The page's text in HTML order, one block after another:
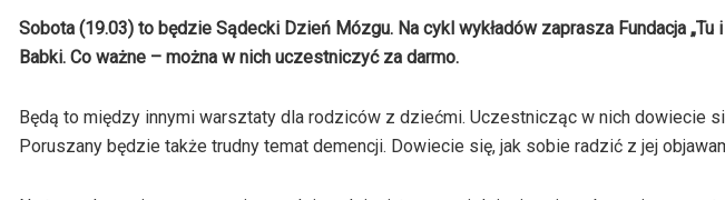
Sobota (19.03) to będzie Sądecki Dzień Mózgu. Na cykl wykładów zaprasza Fundacja „Tu
Babki. Co ważne – można w nich uczestniczyć za darmo.
Będą to między innymi warsztaty dla rodziców z dziećmi. Uczestnicząc w nich dowiecie
Poruszany będzie także trudny temat demencji. Dowiecie się, jak sobie radzić z jej